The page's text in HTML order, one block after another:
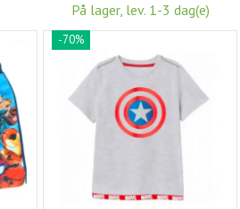
På lager, lev. 1-3 dag(e)
-70%